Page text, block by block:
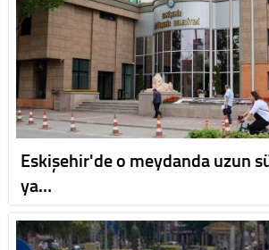
Eskişehir'de o meydanda uzun
ya…